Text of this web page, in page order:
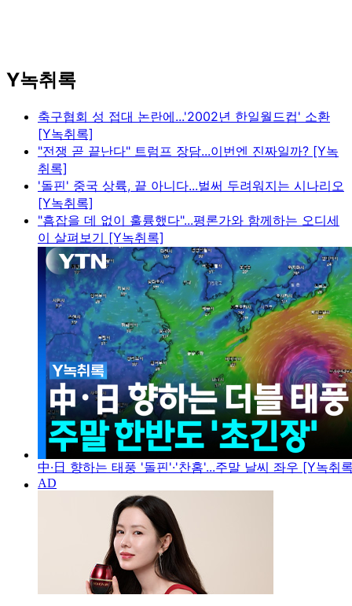
Y녹취록
축구협회 성 접대 논란에...'2002년 한일월드컵' 소환
[Y녹취록]
"전쟁 곧 끝난다" 트럼프 장담...이번엔 진짜일까? [Y녹
취록]
'돌핀' 중국 상륙, 끝 아니다...벌써 두려워지는 시나리오
[Y녹취록]
"흠잡을 데 없이 훌륭했다"...평론가와 함께하는 오디세
이 살펴보기 [Y녹취록]
中·日 향하는 태풍 '돌핀'·'찬홈'...주말 날씨 좌우 [Y녹취